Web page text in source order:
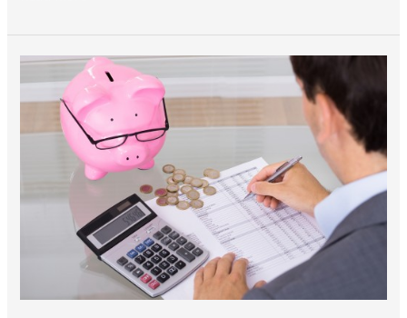
COMO
TIRAR
O
NOME
SERASA/SPC